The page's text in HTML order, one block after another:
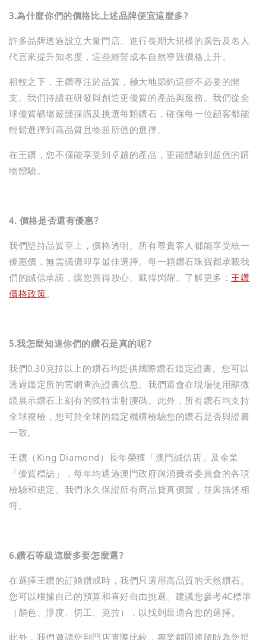
3.為什麼你們的價格比上述品牌便宜這麼多?
許多品牌透過設立大量門店、進行長期大規模的廣告及名人
代言來提升知名度，這些經營成本自然導致價格上升。
相較之下，王鑽專注於品質，極大地節約這些不必要的開
支。我們持續在研發與創造更優質的產品與服務。我們從全
球優質礦場嚴謹採購及挑選每顆鑽石，確保每一位顧客都能
輕鬆選擇到高品質且物超所值的選擇。
在王鑽，您不僅能享受到卓越的產品，更能體驗到超值的購
物體驗。
4. 價格是否還有優惠?
我們堅持品質至上，價格透明。所有尊貴客人都能享受統一
優惠價，無需議價即享最佳選擇。每一顆鑽石珠寶都承載我
們的誠信承諾，讓您買得放心、戴得閃耀。了解更多：王鑽
價格政策。
5.我怎麼知道你們的鑽石是真的呢?
我們0.30克拉以上的鑽石均提供國際鑽石鑑定證書。您可以
透過鑑定所的官網查詢證書信息。我們還會在現場使用顯微
鏡展示鑽石上刻有的獨特雷射腰碼。此外，所有鑽石均支持
全球複檢，您可於全球的鑑定機構檢驗您的鑽石是否與證書
一致。
王鑽（King Diamond）長年榮獲「澳門誠信店」及金業
「優質標誌」，每年均通過澳門政府與消費者委員會的各項
檢驗和規定。我們永久保證所有商品貨真價實，並與描述相
符。
6.鑽石等級這麼多要怎麼選?
在選擇王鑽的訂婚鑽戒時，我們只選用高品質的天然鑽石。
您可以根據自己的預算和喜好自由挑選。建議您參考4C標準
（顏色、淨度、切工、克拉），以找到最適合您的選擇。
此外，我們邀請您到門店實際比較，專業顧問將隨時為您提